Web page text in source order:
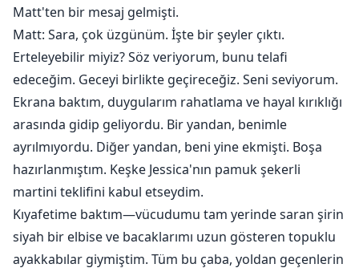
Matt'ten bir mesaj gelmişti.
Matt: Sara, çok üzgünüm. İşte bir şeyler çıktı.
Erteleyebilir miyiz? Söz veriyorum, bunu telafi
edeceğim. Geceyi birlikte geçireceğiz. Seni seviyorum.
Ekrana baktım, duygularım rahatlama ve hayal kırıklığı
arasında gidip geliyordu. Bir yandan, benimle
ayrılmıyordu. Diğer yandan, beni yine ekmişti. Boşa
hazırlanmıştım. Keşke Jessica'nın pamuk şekerli
martini teklifini kabul etseydim.
Kıyafetime baktım—vücudumu tam yerinde saran şirin
siyah bir elbise ve bacaklarımı uzun gösteren topuklu
ayakkabılar giymiştim. Tüm bu çaba, yoldan geçenlerin